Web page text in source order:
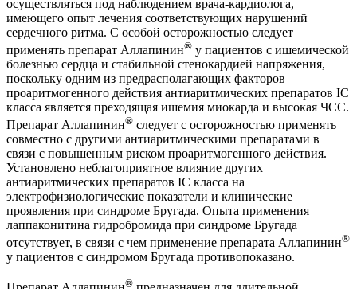
осуществляться под наблюдением врача-кардиолога,
имеющего опыт лечения соответствующих нарушений
сердечного ритма. С особой осторожностью следует
применять препарат Аллапинин® у пациентов с ишемической
болезнью сердца и стабильной стенокардией напряжения,
поскольку одним из предрасполагающих факторов
проаритмогенного действия антиаритмических препаратов IC
класса является преходящая ишемия миокарда и высокая ЧСС.
Препарат Аллапинин® следует с осторожностью применять
совместно с другими антиаритмическими препаратами в
связи с повышенным риском проаритмогенного действия.
Установлено неблагоприятное влияние других
антиаритмических препаратов IC класса на
электрофизиологические показатели и клинические
проявления при синдроме Бругада. Опыта применения
лаппаконитина гидробромида при синдроме Бругада
отсутствует, в связи с чем применение препарата Аллапинин®
у пациентов с синдромом Бругада противопоказано.
®